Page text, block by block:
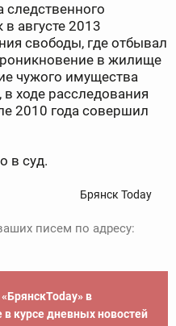
следственного
августе 2013
свободы, где отбывал
в жилище
чужого имущества
ходе расследования
2010 года совершил
в суд.
Брянск Today
писем по адресу:
в
в курсе дневных новостей